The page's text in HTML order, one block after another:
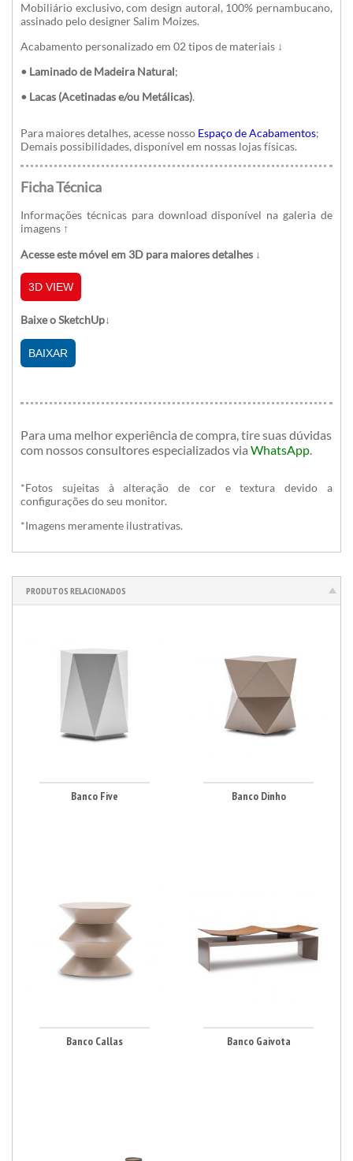
Mobiliário exclusivo, com design autoral, 100% pernambucano,
assinado pelo designer Salim Moizes.
Acabamento personalizado em 02 tipos de materiais ↓
• Laminado de Madeira Natural;
• Lacas (Acetinadas e/ou Metálicas).
Para maiores detalhes, acesse nosso Espaço de Acabamentos;
Demais possibilidades, disponível em nossas lojas físicas.
Ficha Técnica
Informações técnicas para download disponível na galeria de
imagens ↑
Acesse este móvel em 3D para maiores detalhes ↓
3D VIEW
Baixe o SketchUp↓
BAIXAR
Para uma melhor experiência de compra, tire suas dúvidas
com nossos consultores especializadosvia WhatsApp.
*Fotos sujeitas à alteração de cor e textura devido a
configurações do seu monitor.
*Imagens meramente ilustrativas.
PRODUTOS RELACIONADOS
Banco Five Banco Dinho
Banco Callas Banco Gaivota